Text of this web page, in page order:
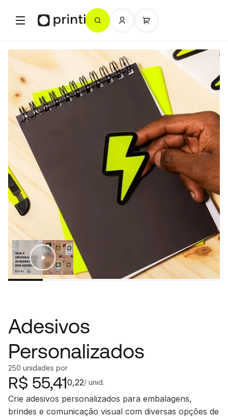
Adesivos
Personalizados
250 unidades por
R$ 55,41 / unid.
0,22
Crie adesivos personalizados para embalagens,
brindes e comunicação visual com diversas opções de